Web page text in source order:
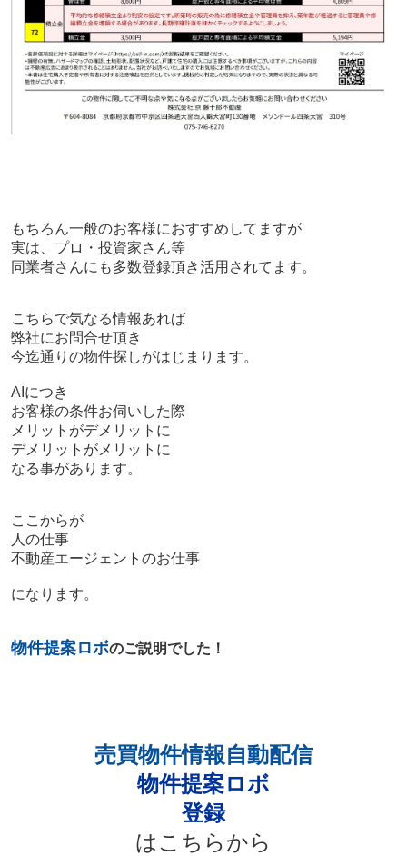
もちろん一般のお客様におすすめしてますが
実は、プロ・投資家さん等
同業者さんにも多数登録頂き活用されてます。
こちらで気なる情報あれば
弊社にお問合せ頂き
今迄通りの物件探しがはじまります。
AIにつき
お客様の条件お伺いした際
メリットがデメリットに
デメリットがメリットに
なる事があります。
ここからが
人の仕事
不動産エージェントのお仕事
になります。
物件提案ロボのご説明でした！
売買物件情報自動配信
物件提案ロボ
登録
はこちらから